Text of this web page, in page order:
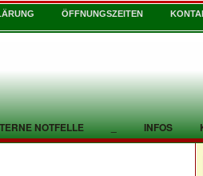
ÖFFNUNGSZEITEN
NOTFELLE _ INFOS